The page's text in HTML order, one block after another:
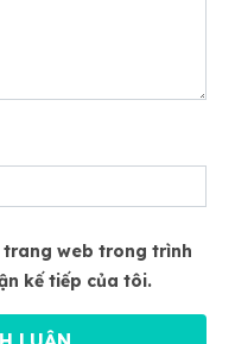
trang web trong trình
kế tiếp của tôi.